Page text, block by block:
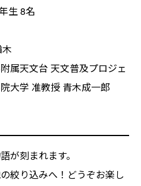
生 8名
属天文台 天文普及プロジェ
大学 准教授 青木成一郎
が刻まれます。
絞り込みへ！どうぞお楽し